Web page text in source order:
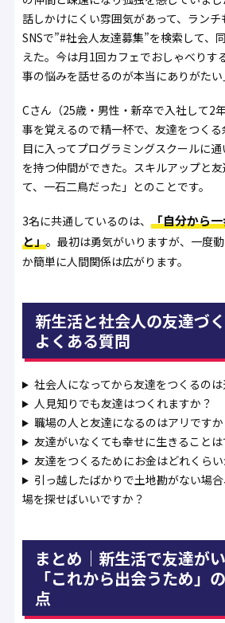
話しかけにくい雰囲気があって、ランチ
SNSで”#社会人友達募集”を検索して、
えた。今は月1回カフェでおしゃべりす
事の悩みを話せるのが本当にありがたい
Cさん（25歳・男性・新卒で入社して2
事を覚えるので精一杯で、友達をつく
目に入ってプログラミングスクールに
を持つ仲間ができた。スキルアップと
て、一石二鳥だった」とのことです。
3名に共通しているのは、 「自分から
と」。最初は勇気がいりますが、一度
か簡単に人間関係は広がります。
新生活と社会人の友達づ
よくある質問
社会人になってから友達をつくるの
人見知りでも友達はつくれますか？
職場の人と友達になるのはアリですか
友達がいなくても幸せに生きること
友達をつくるためにお金はどれくら
引っ越したばかりで土地勘がない場
場を探せばいいですか？
まとめ｜新生活で友達が
「これから出会うため」
点